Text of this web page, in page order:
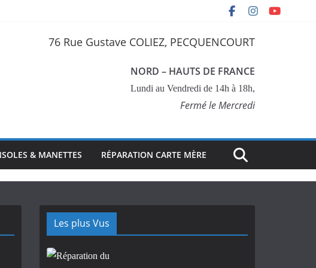
76 Rue Gustave COLIEZ, PECQUENCOURT
NORD – HAUTS DE FRANCE
Lundi au Vendredi de 14h à 18h,
Fermé le Mercredi
& MANETTES RÉPARATION CARTE MÈRE
Les plus Vus